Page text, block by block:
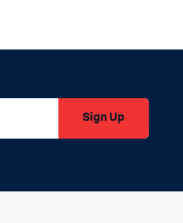
Sign Up